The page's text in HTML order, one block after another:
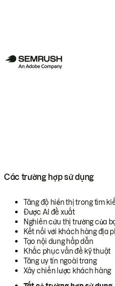
Các trường hợp sử dụng
Tăng độ hiển thị trong tìm
Được AI đề xuất
Nghiên cứu thị trường của
Kết nối với khách hàng địa
Tạo nội dung hấp dẫn
Khắc phục vấn đề kỹ thuật
Tăng uy tín ngoài trang
Xây chiến lược khách hàng